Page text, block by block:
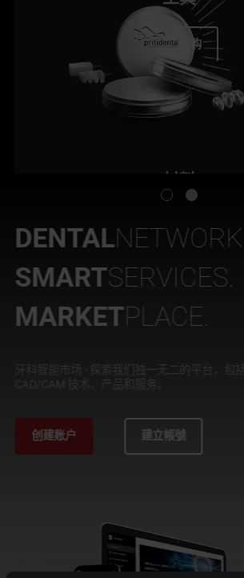
立即订购
材料
關於 PRITIDENTA
DENTAL
SMARTSERVICES.
MARKETPLACE.
牙科智能市场 - 探索我们独一无二的平台，包
CAD/CAM 技术、产品和服务。
创建账户 建立帳號